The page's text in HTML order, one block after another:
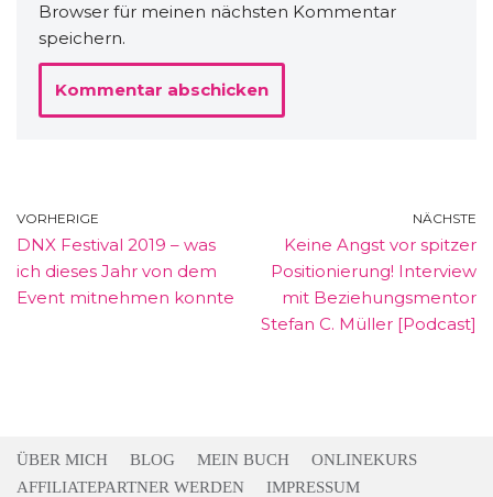
Browser für meinen nächsten Kommentar
speichern.
VORHERIGE
DNX Festival 2019 – was
ich dieses Jahr von dem
Event mitnehmen konnte
NÄCHSTE
Keine Angst vor spitzer
Positionierung! Interview
mit Beziehungsmentor
Stefan C. Müller [Podcast]
ÜBER MICH BLOG MEIN BUCH
ONLINEKURS
AFFILIATEPARTNER WERDEN
IMPRESSUM